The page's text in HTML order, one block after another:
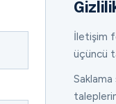
İletişim
üçüncü
Saklama